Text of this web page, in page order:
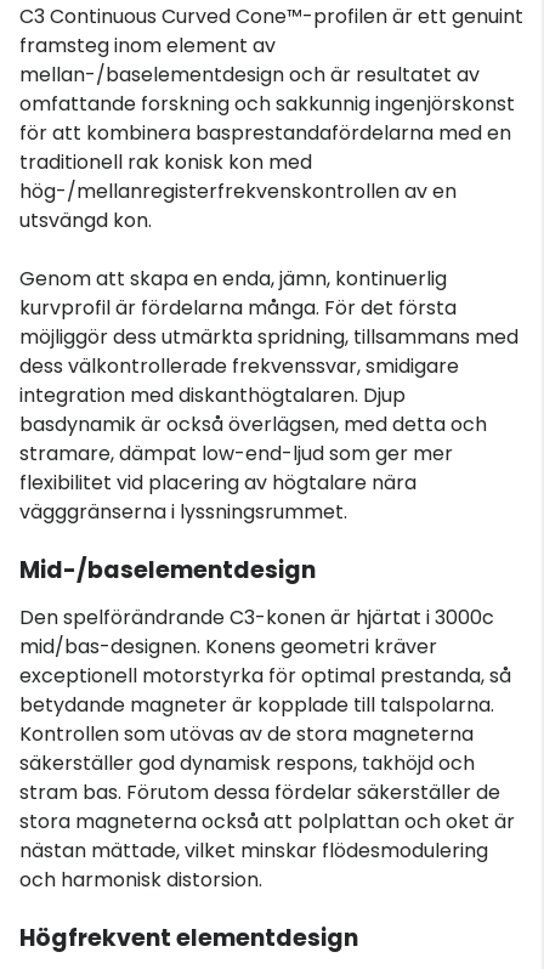
C3 Continuous Curved Cone™-profilen är ett genuint
framsteg inom element av
mellan-/baselementdesign och är resultatet av
omfattande forskning och sakkunnig ingenjörskonst
för att kombinera basprestandafördelarna med en
traditionell rak konisk kon med
hög-/mellanregisterfrekvenskontrollen av en
utsvängd kon.
Genom att skapa en enda, jämn, kontinuerlig
kurvprofil är fördelarna många. För det första
möjliggör dess utmärkta spridning, tillsammans med
dess välkontrollerade frekvenssvar, smidigare
integration med diskanthögtalaren. Djup
basdynamik är också överlägsen, med detta och
stramare, dämpat low-end-ljud som ger mer
flexibilitet vid placering av högtalare nära
vägggränserna i lyssningsrummet.
Mid-/baselementdesign
Den spelförändrande C3-konen är hjärtat i 3000c
mid/bas-designen. Konens geometri kräver
exceptionell motorstyrka för optimal prestanda, så
betydande magneter är kopplade till talspolarna.
Kontrollen som utövas av de stora magneterna
säkerställer god dynamisk respons, takhöjd och
stram bas. Förutom dessa fördelar säkerställer de
stora magneterna också att polplattan och oket är
nästan mättade, vilket minskar flödesmodulering
och harmonisk distorsion.
Högfrekvent elementdesign